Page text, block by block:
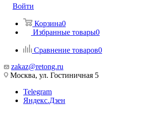
Войти
Корзина0
Избранные товары0
Сравнение товаров0
zakaz@retong.ru
Москва, ул. Гостиничная 5
Telegram
Яндекс.Дзен